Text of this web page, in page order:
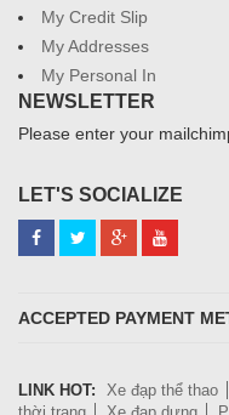
My Credit Slip
My Addresses
My Personal In
NEWSLETTER
Please enter your
LET'S SOCIALIZE
ACCEPTED PAYMENT
LINK HOT: Xe đạp thể thao